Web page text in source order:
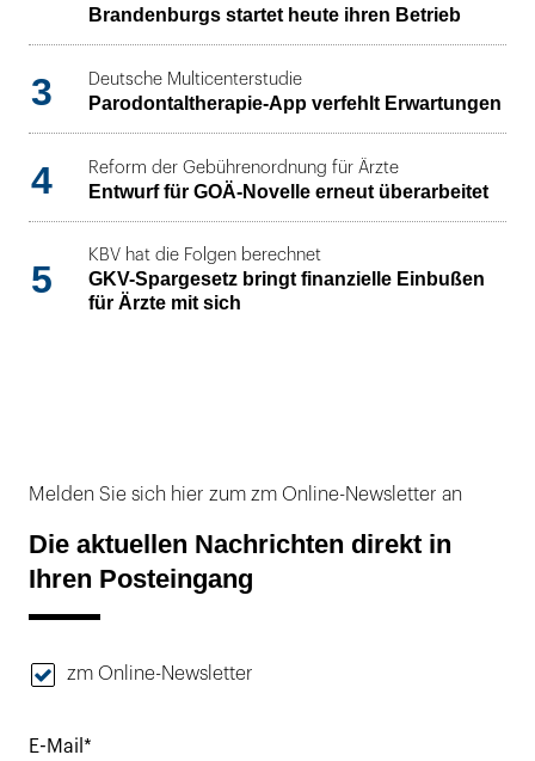
Brandenburgs startet heute ihren Betrieb
3 Deutsche Multicenterstudie
Parodontaltherapie-App verfehlt Erwartungen
4 Reform der Gebührenordnung für Ärzte
Entwurf für GOÄ-Novelle erneut überarbeitet
5
KBV hat die Folgen berechnet
GKV-Spargesetz bringt finanzielle Einbußen
für Ärzte mit sich
Melden Sie sich hier zum zm Online-Newsletter an
Die aktuellen Nachrichten direkt in
Ihren Posteingang
zm Online-Newsletter
E-Mail*